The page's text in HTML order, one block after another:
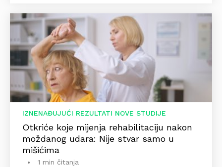
IZNENAĐUJUĆI REZULTATI NOVE STUDIJE
Otkriće koje mijenja rehabilitaciju nakon
moždanog udara: Nije stvar samo u
mišićima
1 min čitanja